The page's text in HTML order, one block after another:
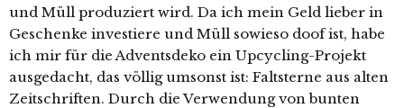
und Müll produziert wird. Da ich mein Geld lieber in
Geschenke investiere und Müll sowieso doof ist, habe
ich mir für die Adventsdeko ein Upcycling-Projekt
ausgedacht, das völlig umsonst ist: Faltsterne aus alten
Zeitschriften. Durch die Verwendung von bunten